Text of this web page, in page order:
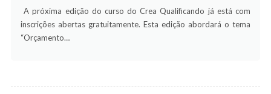
A próxima edição do curso do Crea Qualificando já está com
inscrições abertas gratuitamente. Esta edição abordará o tema
“Orçamento…